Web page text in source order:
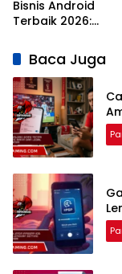
Bisnis Android
Terbaik 2026:
UsahaBaca Juga